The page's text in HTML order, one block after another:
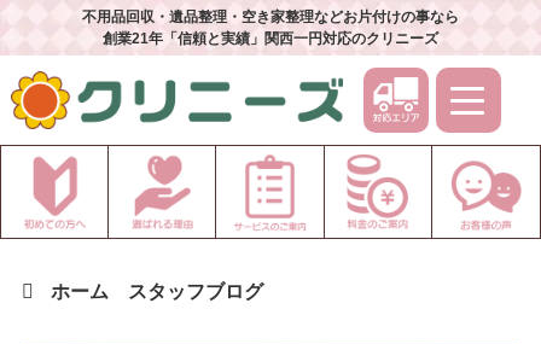
不用品回収・遺品整理・空き家整理などお片付けの事なら
創業21年「信頼と実績」関西一円対応のクリニーズ
ホーム スタッフブログ